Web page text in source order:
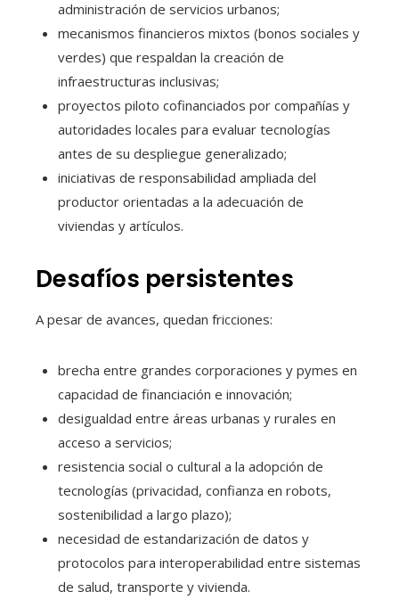
administración de servicios urbanos;
mecanismos financieros mixtos (bonos sociales y
verdes) que respaldan la creación de
infraestructuras inclusivas;
proyectos piloto cofinanciados por compañías y
autoridades locales para evaluar tecnologías
antes de su despliegue generalizado;
iniciativas de responsabilidad ampliada del
productor orientadas a la adecuación de
viviendas y artículos.
Desafíos persistentes
A pesar de avances, quedan fricciones:
brecha entre grandes corporaciones y pymes en
capacidad de financiación e innovación;
desigualdad entre áreas urbanas y rurales en
acceso a servicios;
resistencia social o cultural a la adopción de
tecnologías (privacidad, confianza en robots,
sostenibilidad a largo plazo);
necesidad de estandarización de datos y
protocolos para interoperabilidad entre sistemas
de salud, transporte y vivienda.